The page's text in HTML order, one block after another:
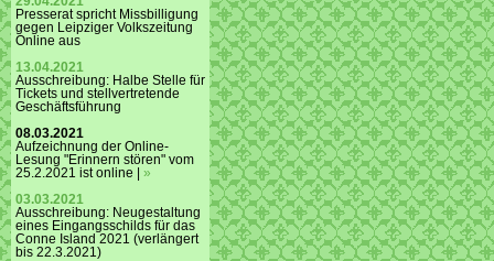
Presserat spricht Missbilligung
gegen Leipziger Volkszeitung
Online aus
13.04.2021
Ausschreibung: Halbe Stelle für
Tickets und stellvertretende
Geschäftsführung
08.03.2021
Aufzeichnung der Online-
Lesung "Erinnern stören" vom
25.2.2021 ist online | »
03.03.2021
Ausschreibung: Neugestaltung
eines Eingangsschilds für das
Conne Island 2021 (verlängert
bis 22.3.2021)